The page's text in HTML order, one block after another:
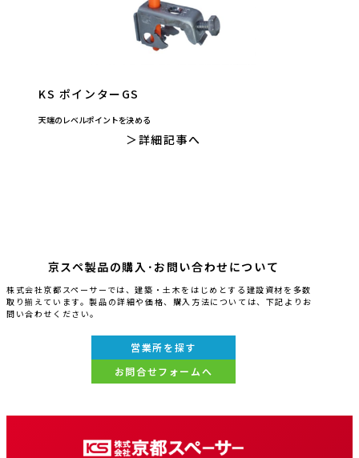
KS ポインターGS
天端のレベルポイントを決める
詳細記事へ
京スペ製品の購入･お問い合わせについて
株式会社京都スペーサーでは、建築・土木をはじめとする建設資材を多数
取り揃えています。製品の詳細や価格、購入方法については、下記よりお
問い合わせください。
営業所を探す
お問合せフォームへ